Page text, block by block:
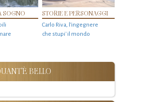
SOGNO STORIE E PERSONAGGI
Carlo Riva, l’ingegnere
che stupi' il mondo
BELLO